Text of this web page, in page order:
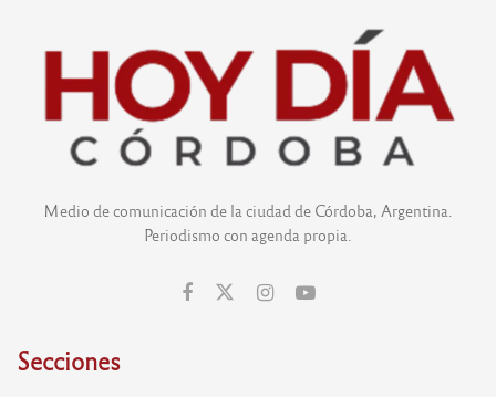
Medio de comunicación de la ciudad de Córdoba, Argentina.
Periodismo con agenda propia.
Secciones